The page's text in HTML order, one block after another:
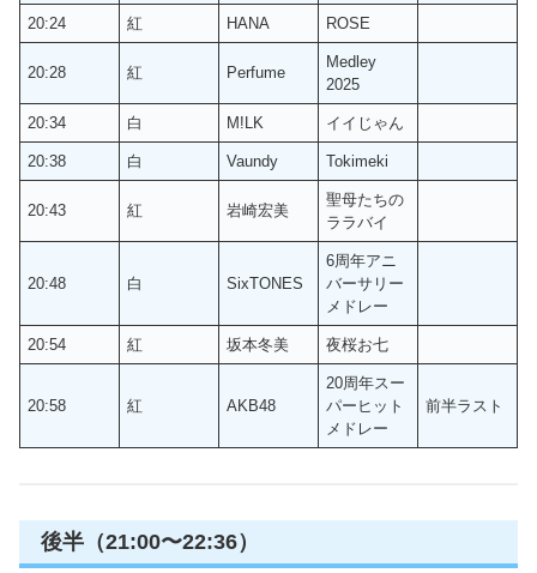
20:24 紅 HANA ROSE
20:28 紅 Perfume
Medley
2025
20:34 白 M!LK イイじゃん
20:38 白 Vaundy Tokimeki
20:43 紅 岩崎宏美
聖母たちの
ララバイ
20:48 白 SixTONES
6周年アニ
バーサリー
メドレー
20:54 紅 坂本冬美 夜桜お七
20:58 紅 AKB48
20周年スー
パーヒット
メドレー
前半ラスト
後半（21:00〜22:36）